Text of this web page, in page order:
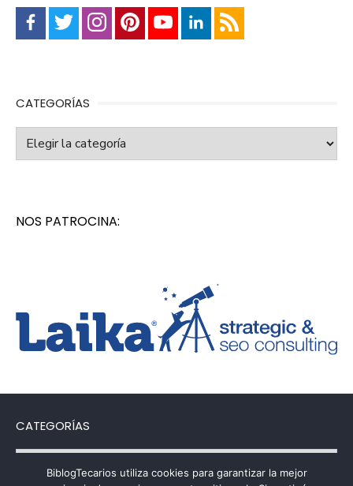
CATEGORÍAS
NOS PATROCINA:
CATEGORÍAS
Categorías
BiblogTecarios utiliza cookies para garantizar la mejor